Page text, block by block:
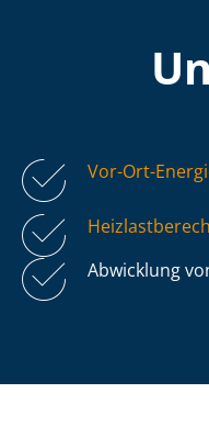
Vor-Ort-
Abwicklung